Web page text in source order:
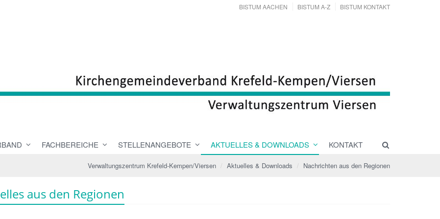
BISTUM AACHEN BISTUM A-Z BISTUM KONTAKT
FACHBEREICHE STELLENANGEBOTE AKTUELLES & DOWNLOADS KONTAKT
Verwaltungszentrum Krefeld-Kempen/Viersen Aktuelles & Downloads Nachrichten aus den Regionen
aus den Regionen